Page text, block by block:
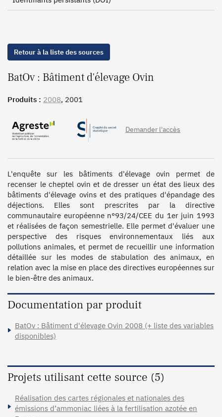
Retour à la liste des sources
BatOv : Bâtiment d'élevage Ovin
Produits : 2008, 2001
Demander l'accès
L'enquête sur les bâtiments d'élevage ovin permet de
recenser le cheptel ovin et de dresser un état des lieux des
bâtiments d'élevage ovins et des pratiques d'épandage des
déjections. Elles sont prescrites par la directive
communautaire européenne n°93/24/CEE du 1er juin 1993
et réalisées de façon semestrielle. Elle permet d'évaluer une
perspective des risques environnementaux liés aux
pollutions animales, et permet de recueillir une information
détaillée sur les modes de stabulation des animaux, en
relation avec la mise en place des directives européennes sur
le bien-être des animaux.
Documentation par produit
BatOv : Bâtiment d'élevage Ovin 2008 (+ liste des variables
disponibles)
Projets utilisant cette source (5)
Réalisation des cartes régionales et nationales des
émissions d’ammoniac liées à la fertilisation azotée en